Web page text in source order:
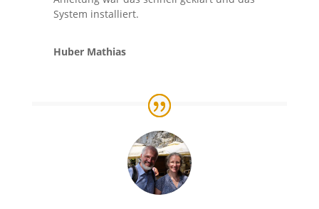
System installiert.
Huber Mathias